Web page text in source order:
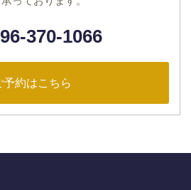
370-1066
予約はこちら